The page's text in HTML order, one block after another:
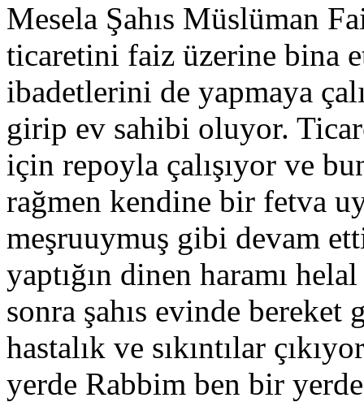
Mesela Şahıs Müslüman
ticaretini faiz üzerine bina
ibadetlerini de yapmaya
girip ev sahibi oluyor.
için repoyla çalışıyor ve
rağmen kendine bir fetva
meşruuymuş gibi devam
yaptığın dinen haramı
sonra şahıs evinde
hastalık ve sıkıntılar
yerde Rabbim ben bir